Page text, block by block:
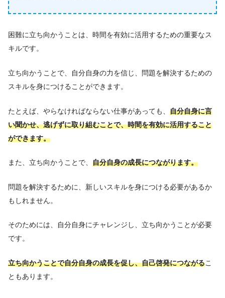
困難に立ち向かうことは、時間を有効に活用するための重要なス
キルです。
立ち向かうことで、自分自身の力を信じ、問題を解決するための
スキルを身につけることができます。
たとえば、やらなければならない仕事があっても、 自分自身に言
い聞かせ、逃げずに取り組むことで、時間を有効に活用すること
ができます。
また、立ち向かうことで、 自分自身の成長につながります。
問題を解決するために、新しいスキルを身につける必要があるか
もしれません。
そのためには、自分自身にチャレンジし、立ち向かうことが必要
です。
立ち向かうことで自分自身の成長を促し、自己啓発につながるこ
ともあります。